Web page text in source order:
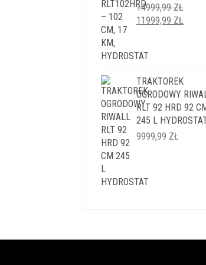
14999,99ZŁ
PIERWOTNA
14999,99 ZŁ.
11999,99 ZŁ
TRAKTOREK
OGRODOWY
RLT 92 HRD 92
245 L
9999,99 ZŁ